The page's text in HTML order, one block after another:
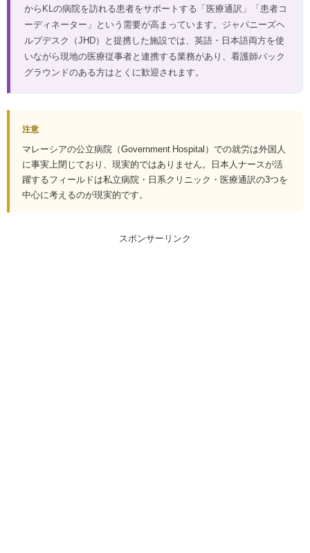
からKLの病院を訪れる患者をサポートする「医療通訳」「患者コ
ーディネーター」という需要が高まっています。ジャパニーズヘ
ルプデスク（JHD）と提携した施設では、英語・日本語両方を使
いながら現地の医療従事者と連携する業務があり、看護師バック
グラウンドのある方はとくに歓迎されます。
注意
マレーシアの公立病院（Government Hospital）での就労は外国人
に事実上閉じており、現実的ではありません。日本人ナースが活
躍するフィールドは私立病院・日系クリニック・医療通訳の3つを
中心に考えるのが現実的です。
スポンサーリンク